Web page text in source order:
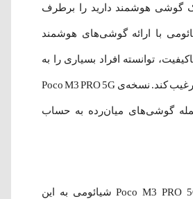
یک گوشی هوشمند دارید را برطرف
با ارائه گوشی‌های هوشمند
توانسته افراد بسیاری را به
خرید محصولاتش ترغیب کند. نسخه‌ی Poco M3 PRO 5G
جمله گوشی‌های میان‌رده به حساب
طراحی گوشی Poco M3 PRO 5G شیائومی به این